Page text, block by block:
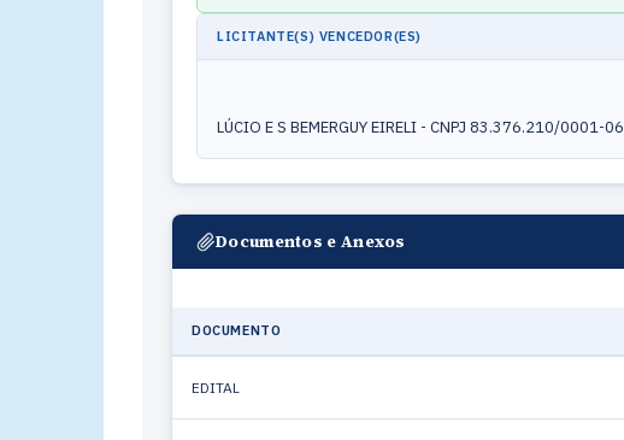
LICITANTE(S) VENCEDOR(ES)
LÚCIO E S BEMERGUY EIRELI - CNPJ 83.376.210/0001-06
Documentos e Anexos
DOCUMENTO
EDITAL